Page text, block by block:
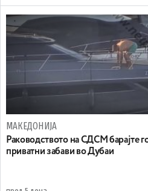
МАКЕДОНИЈА
Раководството на СДСМ барајте
приватни забави во Дубаи